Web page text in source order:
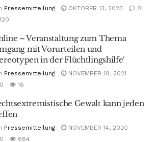
Pressemitteilung OKTOBER 13, 2023
0
120
– Veranstaltung zum Thema
mit Vorurteilen und
in der Flüchtlingshilfe‘
Pressemitteilung
NOVEMBER 18, 2021
0
16
Gewalt kann jeden
Pressemitteilung
NOVEMBER 14, 2020
0
684